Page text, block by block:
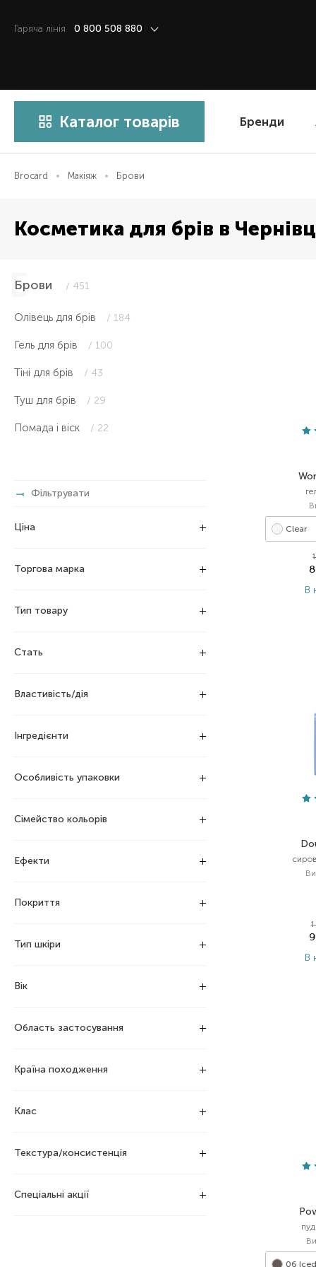
Гаряча лiнiя 0 800 508 880
Каталог товарів Бренди
Brocard Макіяж Брови
Косметика для брів в
Брови / 451
Олівець для брів / 184
Гель для брів / 100
Тіні для брів / 43
Туш для брів / 29
Помада і віск / 22
Фільтрувати
Ціна
Торгова марка
Тип товару
Стать
Властивість/дія
Інгредієнти
Особливість упаковки
Сімейство кольорів
Ефекти
Покриття
Тип шкіри
Вік
Область застосування
Країна походження
Клас
Текстура/консистенція
Спеціальні акції
Clear
В
В
06